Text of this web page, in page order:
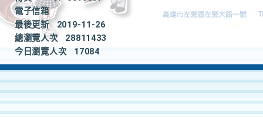
電子信箱
最後更新
2019-11-26
總瀏覽人次
28811433
今日瀏覽人次
17084